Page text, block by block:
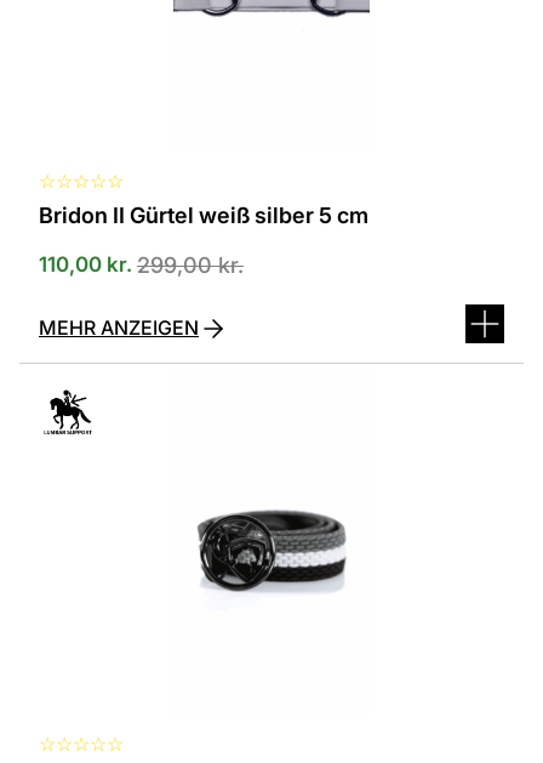
☆☆☆☆☆
Bridon II Gürtel weiß silber 5 cm
299,00kr.
110,00 kr.
MEHR ANZEIGEN
☆☆☆☆☆
Produkt
ist
in